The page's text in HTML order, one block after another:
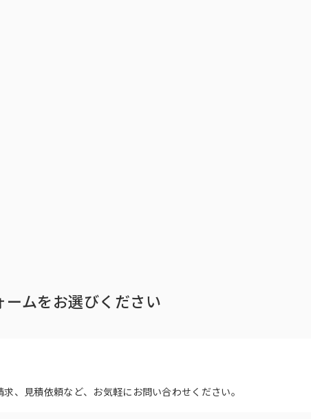
ビジョン
ムをお選びください
、見積依頼など、お気軽にお問い合わせください。